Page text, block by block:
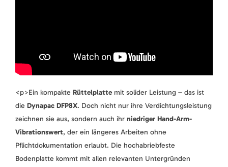
<p>Ein kompakte Rüttelplattemit solider Leistung – das ist
die Dynapac DFP8X. Doch nicht nur ihre Verdichtungsleistung
zeichnen sie aus, sondern auch ihr niedriger Hand-Arm-
Vibrationswert, der ein längeres Arbeiten ohne
Pflichtdokumentation erlaubt. Die hochabriebfeste
Bodenplatte kommt mit allen relevanten Untergründen